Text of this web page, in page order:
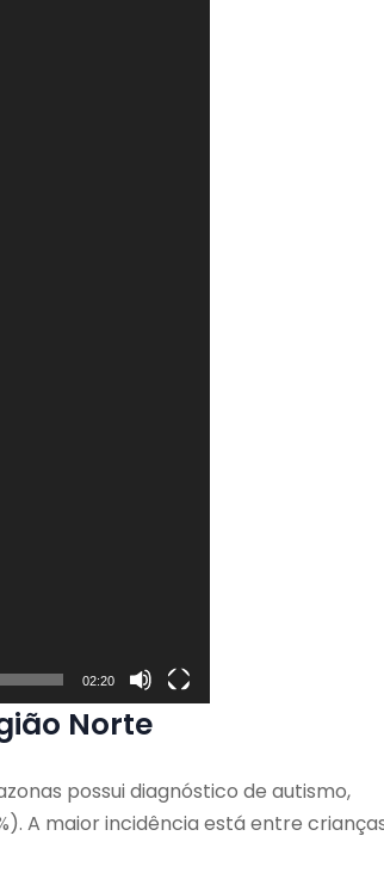
02:20
Norte
possui diagnóstico de autismo,
A maior incidência está entre